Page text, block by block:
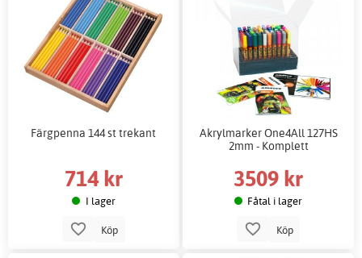
Färgpenna 144 st trekant
714 kr
I lager
Köp
Akrylmarker One4All 127HS
2mm - Komplett
3509 kr
Fåtal i lager
Köp